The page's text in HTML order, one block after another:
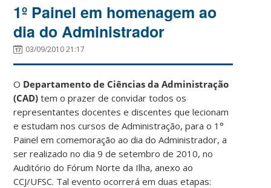
1º Painel em homenagem ao
dia do Administrador
03/09/2010 21:17
O Departamento de Ciências da Administração
(CAD) tem o prazer de convidar todos os
representantes docentes e discentes que lecionam
e estudam nos cursos de Administração, para o 1°
Painel em comemoração ao dia do Administrador, a
ser realizado no dia 9 de setembro de 2010, no
Auditório do Fórum Norte da Ilha, anexo ao
CCJ/UFSC. Tal evento ocorrerá em duas etapas: